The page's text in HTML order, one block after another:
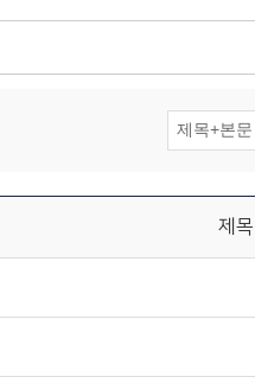
제목